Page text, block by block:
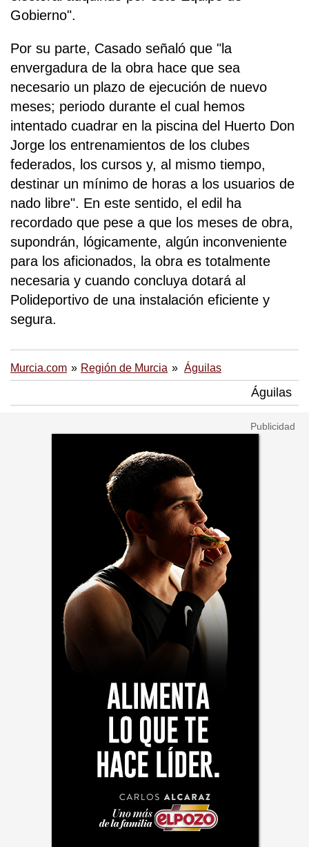
Gobierno".
Por su parte, Casado señaló que "la
envergadura de la obra hace que sea
necesario un plazo de ejecución de nuevo
meses; periodo durante el cual hemos
intentado cuadrar en la piscina del Huerto Don
Jorge los entrenamientos de los clubes
federados, los cursos y, al mismo tiempo,
destinar un mínimo de horas a los usuarios de
nado libre". En este sentido, el edil ha
recordado que pese a que los meses de obra,
supondrán, lógicamente, algún inconveniente
para los aficionados, la obra es totalmente
necesaria y cuando concluya dotará al
Polideportivo de una instalación eficiente y
segura.
Murcia.com Región de Murcia Águilas
Águilas